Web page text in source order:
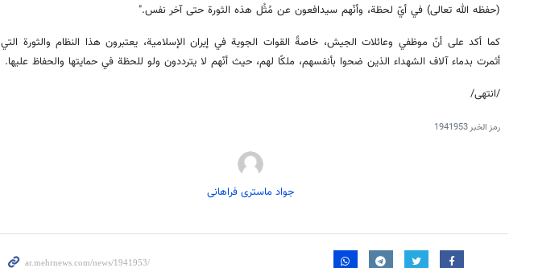
(حفظه الله تعالى) في أيّ لحظة، وأنّهم سيدافعون عن مُثُل هذه الثورة حتى آخر نفس."
كما أكد على أنّ موظفي وعائلات الجيش، خاصةً القوات الجوية في إيران الإسلامية، يعتبرون هذا النظام والثورة التي
أثمرت بدماء آلاف الشهداء الذين ضحوا بأنفسهم، ملكًا لهم، حيث أنّهم لا يترددون ولو للحظة في حمايتها والحفاظ عليها.
/انتهى/
رمز الخبر1941953
جواد ماستری فراهانی